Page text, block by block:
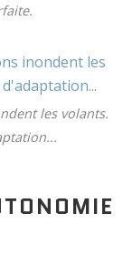
les volants.